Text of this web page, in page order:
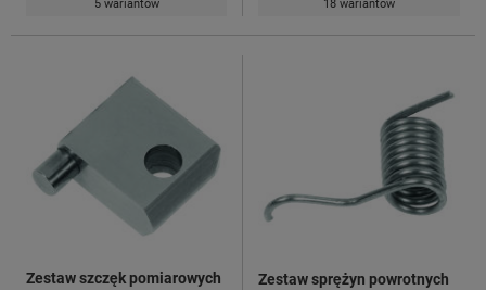
5 wariantów 18 wariantów
Zestaw szczęk pomiarowych
Zestaw sprężyn powrotnych